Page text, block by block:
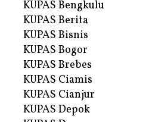
KUPAS Bengkulu
KUPAS Berita
KUPAS Bisnis
KUPAS Bogor
KUPAS Brebes
KUPAS Ciamis
KUPAS Cianjur
KUPAS Depok